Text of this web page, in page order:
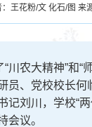
王花粉/文 化石/图 来
川农大精神”和“
员、党校校长何
刘川，学校“
会议。